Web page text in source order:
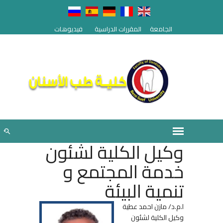
الجامعة المقررات الدراسية فيديوهات
وكيل الكلية لشئون
خدمة المجتمع و
تنمية البيئة
ا.م.د/ مازن احمد عطية
وكيل الكلية لشئون